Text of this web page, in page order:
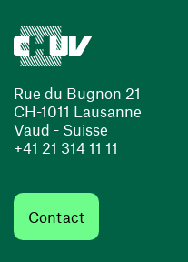
Rue du Bugnon 21
CH-1011 Lausanne
Vaud - Suisse
+41 21 314 11 11
Contact